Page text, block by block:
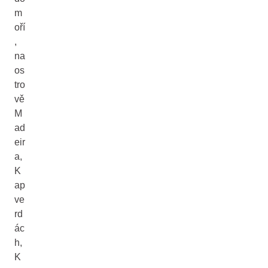
m
oří
,
na
os
tro
vě
M
ad
eir
a,
K
ap
ve
rd
ác
h,
K